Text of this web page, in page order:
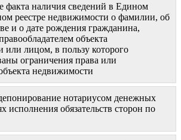
факта наличия сведений в Едином
реестре недвижимости о фамилии, об
и о дате рождения гражданина,
объекта
или лицом, в пользу которого
ограничения права или
недвижимости
нотариусом денежных
исполнения обязательств сторон по